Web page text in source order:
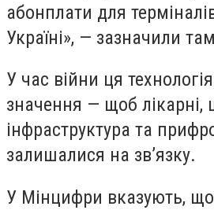
абонплати для
Україні», — зазначили
У час війни ця
значення — щоб лікарні,
інфраструктура та
залишалися на звʼязку.
У Мінцифри вказують, що